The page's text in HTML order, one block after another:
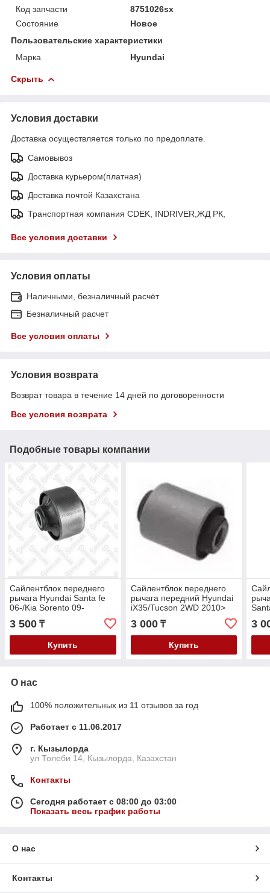
Код запчасти
8751026sx
Состояние
Новое
Пользовательские характеристики
Марка
Hyundai
Скрыть
Условия доставки
Доставка осуществляется только по предоплате.
Самовывоз
Доставка курьером(платная)
Доставка почтой Казахстана
Транспортная компания CDEK, INDRIVER,ЖД РК,
Все условия доставки
Условия оплаты
Наличными, безналичный расчёт
Безналичный расчет
Все условия оплаты
Условия возврата
Возврат товара в течение 14 дней по договоренности
Все условия возврата
Подобные товары компании
Сайлентблок переднего
рычага Hyundai Santa fe
06-/Kia Sorento 09-
3 500 ₸
Купить
Сайлентблок переднего
рычага передний Hyundai
iX35/Tucson 2WD 2010>
3 000₸
Купить
3
О нас
100% положительных из 11 отзывов за год
Работает с 11.06.2017
г. Кызылорда
ул Толеби 14, Кызылорда, Казахстан
Контакты
Сегодня работает с 08:00 до 03:00
Показать весь график работы
О нас
Контакты